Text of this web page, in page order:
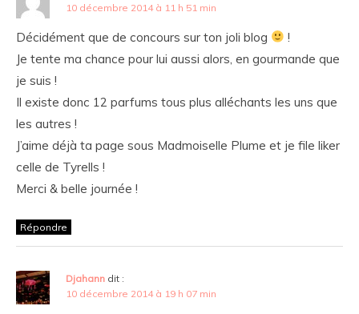
10 décembre 2014 à 11 h 51 min
Décidément que de concours sur ton joli blog
!
Je tente ma chance pour lui aussi alors, en gourmande que
je suis !
Il existe donc 12 parfums tous plus alléchants les uns que
les autres !
J’aime déjà ta page sous Madmoiselle Plume et je file liker
celle de Tyrells !
Merci & belle journée !
Répondre
Djahann dit :
10 décembre 2014 à 19 h 07 min